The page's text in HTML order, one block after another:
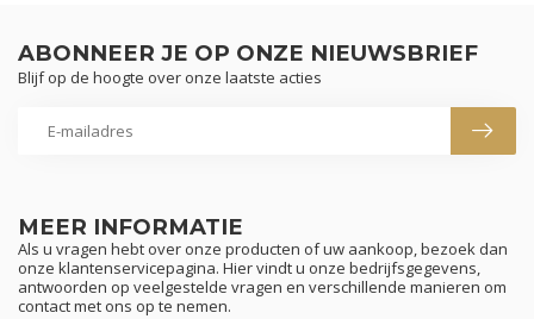
MEER INFORMATIE
Als u vragen hebt over onze producten of uw aankoop, bezoek dan
onze klantenservicepagina. Hier vindt u onze bedrijfsgegevens,
antwoorden op veelgestelde vragen en verschillende manieren om
contact met ons op te nemen.
ABONNEER JE OP ONZE NIEUWSBRIEF
Blijf op de hoogte over onze laatste acties